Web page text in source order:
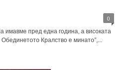
0
имавме пред една година, а високата
Кралство е минато”,...